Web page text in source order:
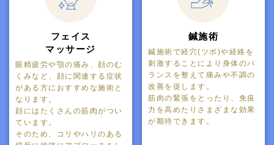
フェイス
マッサージ
眼精疲労や顎の痛み、顔のむ
くみなど、顔に関連する症状
がある方におすすめな施術と
なります。
顔にはたくさんの筋肉がつい
ています。
そのため、コリやハリのある
鍼施術
鍼施術で経穴(ツボ)や経絡を
刺激することにより身体のバ
ランスを整えて痛みや不調の
改善を促します。
筋肉の緊張をとったり、免疫
力を高めたりさまざまな効果
が期待できます。